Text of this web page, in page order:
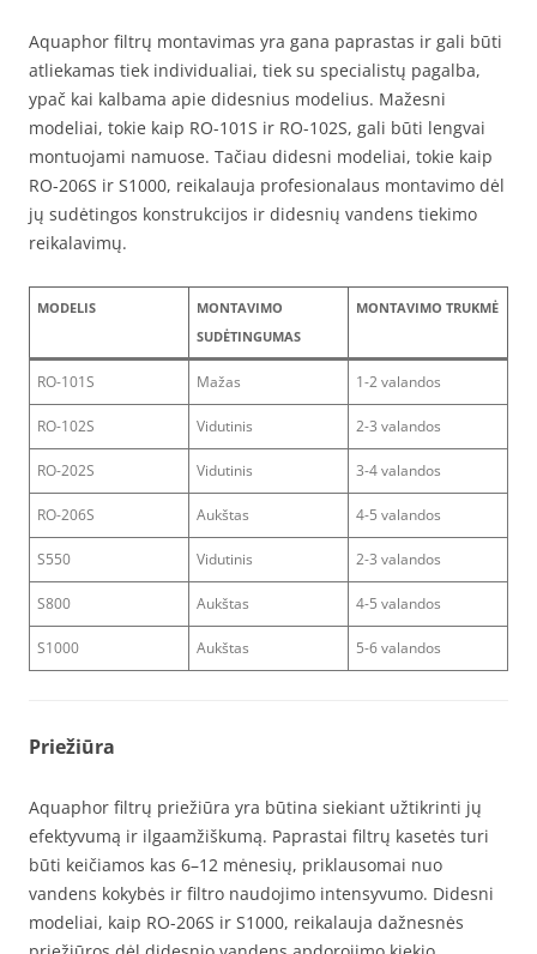
Aquaphor filtrų montavimas yra gana paprastas ir gali būti
atliekamas tiek individualiai, tiek su specialistų pagalba,
ypač kai kalbama apie didesnius modelius. Mažesni
modeliai, tokie kaip RO-101S ir RO-102S, gali būti lengvai
montuojami namuose. Tačiau didesni modeliai, tokie kaip
RO-206S ir S1000, reikalauja profesionalaus montavimo dėl
jų sudėtingos konstrukcijos ir didesnių vandens tiekimo
reikalavimų.
MODELIS
MONTAVIMO
SUDĖTINGUMAS
MONTAVIMO TRUKMĖ
RO-101S Mažas 1-2 valandos
RO-102S Vidutinis 2-3 valandos
RO-202S Vidutinis 3-4 valandos
RO-206S Aukštas 4-5 valandos
S550 Vidutinis 2-3 valandos
S800 Aukštas 4-5 valandos
S1000 Aukštas 5-6 valandos
Priežiūra
Aquaphor filtrų priežiūra yra būtina siekiant užtikrinti jų
efektyvumą ir ilgaamžiškumą. Paprastai filtrų kasetės turi
būti keičiamos kas 6–12 mėnesių, priklausomai nuo
vandens kokybės ir filtro naudojimo intensyvumo. Didesni
modeliai, kaip RO-206S ir S1000, reikalauja dažnesnės